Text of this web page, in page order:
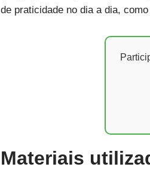
de praticidade no dia a dia,
Materiais